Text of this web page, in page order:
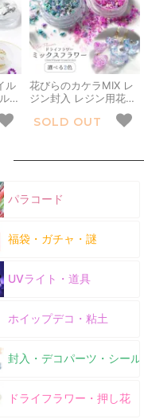
ル
バ
材
ツ
花びらのカケラMIX レ
ジン封入 レジン用花材
小花 小さい ミックス
本物 押し花 欠片 小分
アクセサリー 手芸
SOLD OUT
パラコード
福袋・ガチャ・謎
UVライト・道具
ホイップデコ・粘土
封入・デコパーツ・シール
ドライフラワー・押し花